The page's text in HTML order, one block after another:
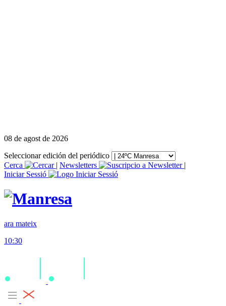
08 de agost de 2026
Seleccionar edición del periódico
Cerca
| Newsletters
|
Iniciar Sessió
ara mateix
10:30